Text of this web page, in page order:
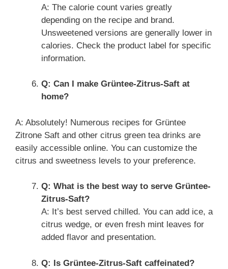
A: The calorie count varies greatly
depending on the recipe and brand.
Unsweetened versions are generally lower in
calories. Check the product label for specific
information.
Q: Can I make Grüntee-Zitrus-Saft at
home?
A: Absolutely! Numerous recipes for Grüntee
Zitrone Saft and other citrus green tea drinks are
easily accessible online. You can customize the
citrus and sweetness levels to your preference.
Q: What is the best way to serve Grüntee-
Zitrus-Saft?
A: It’s best served chilled. You can add ice, a
citrus wedge, or even fresh mint leaves for
added flavor and presentation.
Q: Is Grüntee-Zitrus-Saft caffeinated?